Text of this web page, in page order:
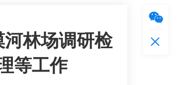
林场调研检
等工作